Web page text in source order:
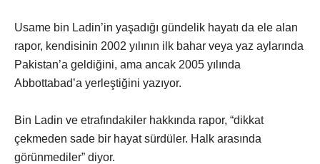
Usame bin Ladin’in yaşadığı gündelik hayatı da ele alan
rapor, kendisinin 2002 yılının ilk bahar veya yaz aylarında
Pakistan’a geldiğini, ama ancak 2005 yılında
Abbottabad’a yerleştiğini yazıyor.
Bin Ladin ve etrafındakiler hakkında rapor, “dikkat
çekmeden sade bir hayat sürdüler. Halk arasında
görünmediler” diyor.